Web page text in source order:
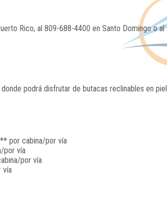
Rico, al 809-688-4400 en Santo Domingo o al
podrá disfrutar de butacas reclinables en piel
** por cabina/por vía
por vía
por vía
vía